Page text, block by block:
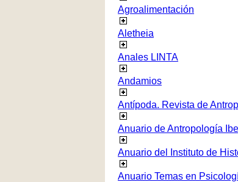
Agroalimentación
Aletheia
Anales LINTA
Andamios
Antípoda. Revista de
Anuario de Antropología
Anuario del Instituto de
Anuario Temas en